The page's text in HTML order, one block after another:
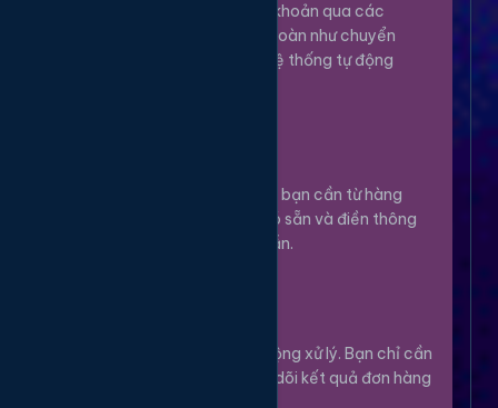
Nạp tiền vào tài khoản qua các
phương thức an toàn như chuyển
khoản, Momo... Hệ thống tự động
Lựa chọn dịch vụ bạn cần từ hàng
ngàn tùy chọn có sẵn và điền thông
tin theo hướng dẫn.
Hệ thống sẽ tự động xử lý. Bạn chỉ cần
thư giãn và theo dõi kết quả đơn hàng